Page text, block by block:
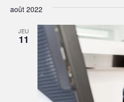
août 2022
JEU
11